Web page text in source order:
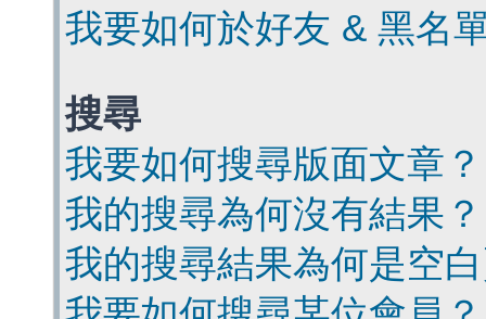
我要如何於好友 & 黑名
搜尋
我要如何搜尋版面文章？
我的搜尋為何沒有結果？
我的搜尋結果為何是空